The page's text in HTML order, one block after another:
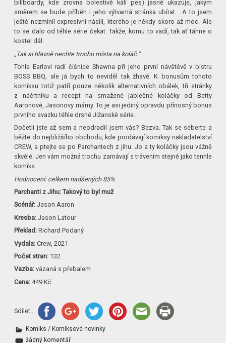
billboardy, kde zrovna bolestivě kálí pes) jasně ukazuje, jakým
směrem se bude příběh i jeho výtvarná stránka ubírat. A to jsem
ještě nezmínil expresivní násilí, kterého je někdy skoro až moc. Ale
to se dalo od téhle série čekat. Takže, komu to vadí, tak ať táhne o
kostel dál.
„Tak si hlavně nechte trochu místa na koláč.“
Tohle Earlovi radí číšnice Shawna při jeho první návštěvě v bistru
BOSS BBQ, ale já bych to neviděl tak žhavě. K bonusům tohoto
komiksu totiž patří pouze několik alternativních obálek, tři stránky
z náčrtníku a recept na smažené jablečné koláčky od Betty
Aaronové, Jasonovy mámy. To je asi jediný opravdu přínosný bonus
prvního svazku téhle drsné Jižanské série.
Dočetli jste až sem a neodradil jsem vás? Bezva. Tak se seberte a
běžte do nejbližšího obchodu, kde prodávají komiksy nakladatelství
CREW, a ptejte se po Parchantech z jihu. Jo a ty koláčky jsou vážně
skvělé. Jen vám možná trochu zamávají s trávením stejně jako tenhle
komiks.
Hodnocení: celkem nadšených 85%
Parchanti z Jihu: Takový to byl muž
Scénář: Jason Aaron
Kresba: Jason Latour
Překlad: Richard Podaný
Vydala: Crew, 2021
Počet stran: 132
Vazba: vázaná s přebalem
Cena: 449 Kč
Sdílet...
Komiks /Komiksové novinky
žádný komentář